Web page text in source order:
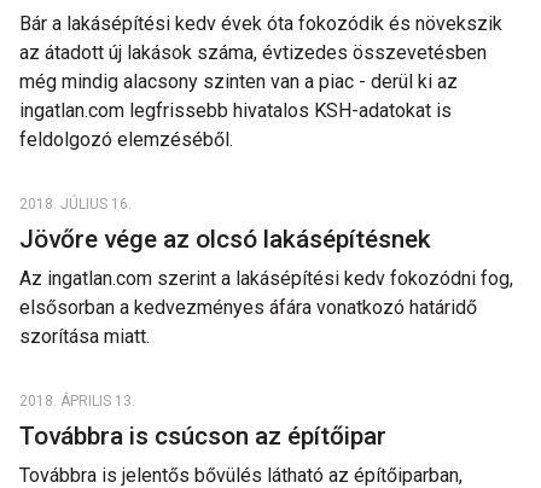
Bár a lakásépítési kedv évek óta fokozódik és növekszik
az átadott új lakások száma, évtizedes összevetésben
még mindig alacsony szinten van a piac - derül ki az
ingatlan.com legfrissebb hivatalos KSH-adatokat is
feldolgozó elemzéséből.
2018. JÚLIUS 16.
Jövőre vége az olcsó lakásépítésnek
Az ingatlan.com szerint a lakásépítési kedv fokozódni fog,
elsősorban a kedvezményes áfára vonatkozó határidő
szorítása miatt.
2018. ÁPRILIS 13.
Továbbra is csúcson az építőipar
Továbbra is jelentős bővülés látható az építőiparban,